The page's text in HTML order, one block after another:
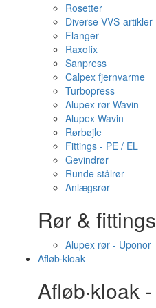
Rosetter
Diverse VVS-artikler
Flanger
Raxofix
Sanpress
Calpex fjernvarme
Turbopress
Alupex rør Wavin
Alupex Wavin
Rørbøjle
Fittings - PE / EL
Gevindrør
Runde stålrør
Anlægsrør
Rør &
Alupex rør - Uponor
Afløb·kloak
Afløb·kloak